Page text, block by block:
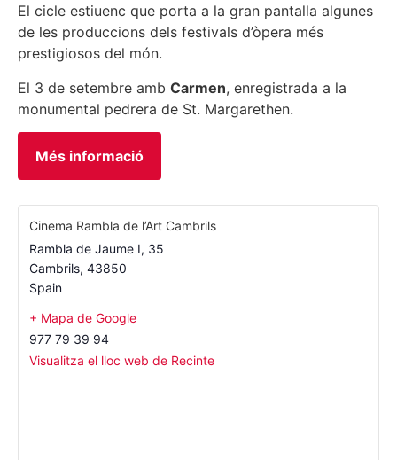
El cicle estiuenc que porta a la gran pantalla algunes
de les produccions dels festivals d’òpera més
prestigiosos del món.
El 3 de setembre amb Carmen, enregistrada a la
monumental pedrera de St. Margarethen.
Més informació
Cinema Rambla de l’Art Cambrils
Rambla de Jaume I, 35
Cambrils, 43850
Spain
+ Mapa de Google
977 79 39 94
Visualitza el lloc web de Recinte